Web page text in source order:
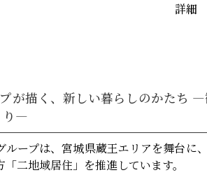
詳細
が描く、新しい暮らしのかたち
り―
ループは、宮城県蔵王エリアを舞台に
二地域居住」を推進しています。